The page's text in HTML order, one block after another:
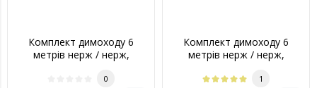
Комплект димоходу 6
метрів нерж / нерж,
0
Комплект димоходу 6
метрів нерж / нерж,
1